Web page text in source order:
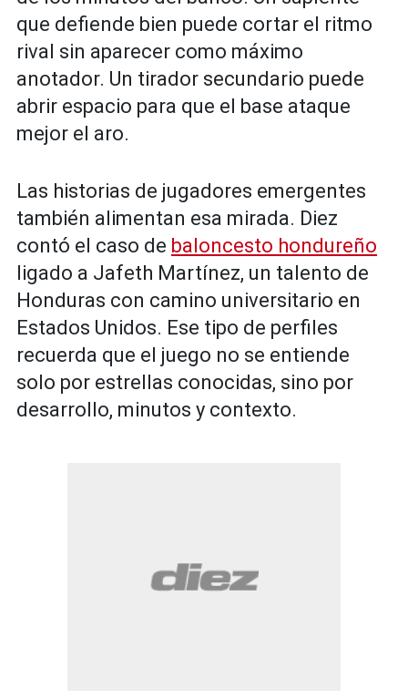
que defiende bien puede cortar el ritmo
rival sin aparecer como máximo
anotador. Un tirador secundario puede
abrir espacio para que el base ataque
mejor el aro.
Las historias de jugadores emergentes
también alimentan esa mirada. Diez
contó el caso de baloncesto hondureño
ligado a Jafeth Martínez, un talento de
Honduras con camino universitario en
Estados Unidos. Ese tipo de perfiles
recuerda que el juego no se entiende
solo por estrellas conocidas, sino por
desarrollo, minutos y contexto.